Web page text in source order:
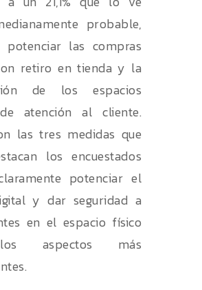
probable,
potenciar las compras
retiro en tienda y la
de los espacios
atención al cliente.
las tres medidas que
los encuestados
potenciar el
y dar seguridad a
en el espacio físico
aspectos más